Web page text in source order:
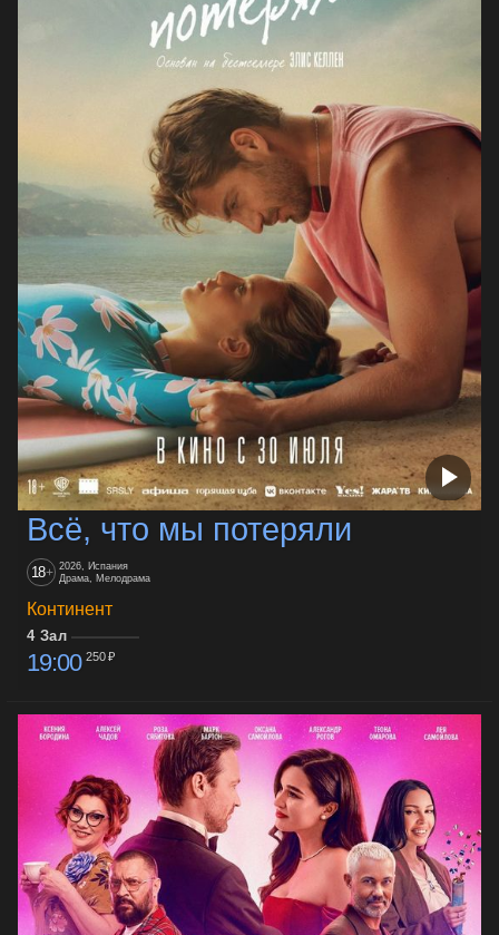
Всё, что мы потеряли
18+ 2026, Испания
Драма, Мелодрама
Континент
4 Зал
19:00 250 ₽